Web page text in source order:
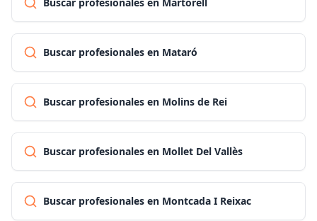
Buscar profesionales en Mataró
Buscar profesionales en Molins de Rei
Buscar profesionales en Mollet Del Vallès
Buscar profesionales en Montcada I Reixac